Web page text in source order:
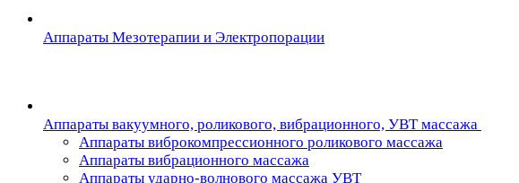
Аппараты Мезотерапии и Электропорации
Аппараты вакуумного, роликового, вибрационного, УВТ массажа
Аппараты виброкомпрессионного роликового массажа
Аппараты вибрационного массажа
Аппараты ударно-волнового массажа УВТ